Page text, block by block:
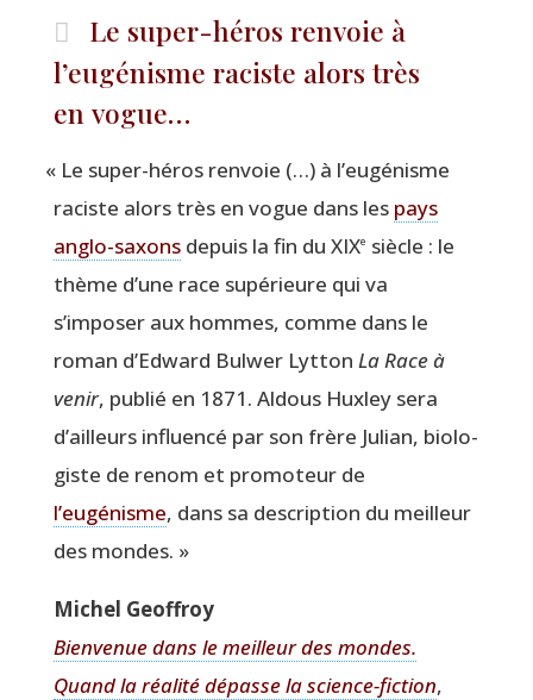
Le super-héros renvoie à
l’eugénisme raciste alors très
en vogue…
« Le super-héros ren­voie (…) à l’eugénisme
raciste alors très en vogue dans les pays
anglo-saxonsdepuis la fin du XIXe siècle : le
thème d’une race supé­rieure qui va
s’imposer aux hommes, comme dans le
roman d’Edward Bul­wer Lyt­ton La Race à
venir, publié en 1871. Aldous Hux­ley sera
d’ailleurs influen­cé par son frère Julian, bio­lo­
giste de renom et pro­mo­teur de
l’eugénisme, dans sa des­crip­tion du meilleur
des mondes. »
Michel Geof­froy
Bien­ve­nue dans le meilleur des mondes.
Quand la réa­li­té dépasse la science-fic­tion,